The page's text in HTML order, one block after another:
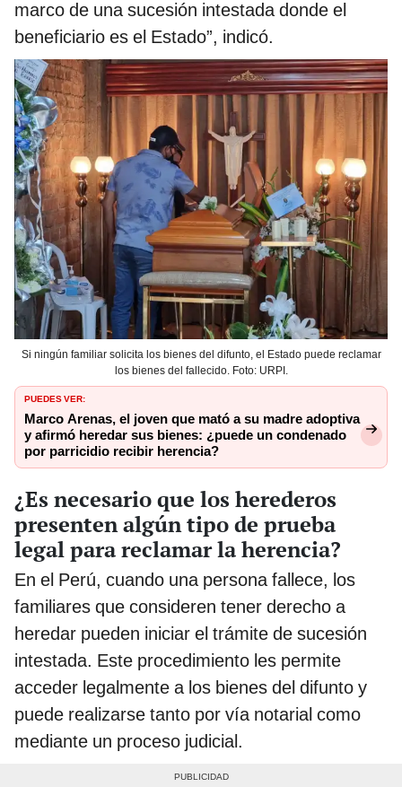
marco de una sucesión intestada donde el
beneficiario es el Estado”, indicó.
Si ningún familiar solicita los bienes del difunto, el Estado puede reclamar
los bienes del fallecido. Foto: URPI.
PUEDES VER:
Marco Arenas, el joven que mató a su madre adoptiva
y afirmó heredar sus bienes: ¿puede un condenado
por parricidio recibir herencia?
¿Es necesario que los herederos
presenten algún tipo de prueba
legal para reclamar la herencia?
En el Perú, cuando una persona fallece, los
familiares que consideren tener derecho a
heredar pueden iniciar el trámite de sucesión
intestada. Este procedimiento les permite
acceder legalmente a los bienes del difunto y
puede realizarse tanto por vía notarial como
mediante un proceso judicial.